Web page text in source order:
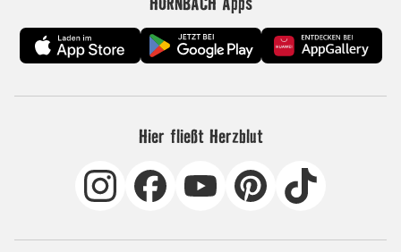
Hier fließt Herzblut